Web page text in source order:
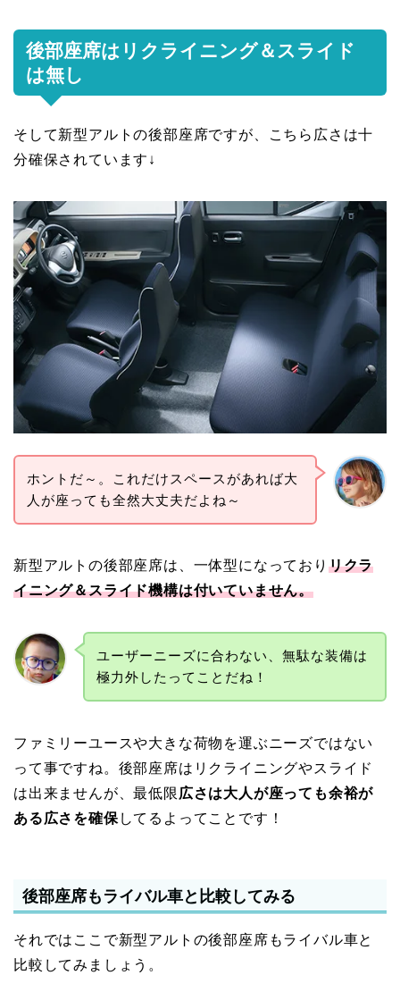
後部座席はリクライニング＆スライド
は無し
そして新型アルトの後部座席ですが、こちら広さは十
分確保されています↓
ホントだ～。これだけスペースがあれば大
人が座っても全然大丈夫だよね～
新型アルトの後部座席は、一体型になっており リクラ
イニング＆スライド機構は付いていません。
ユーザーニーズに合わない、無駄な装備は
極力外したってことだね！
ファミリーユースや大きな荷物を運ぶニーズではない
って事ですね。後部座席はリクライニングやスライド
は出来ませんが、最低限広さは大人が座っても余裕が
ある広さを確保 してるよってことです！
後部座席もライバル車と比較してみる
それではここで新型アルトの後部座席もライバル車と
比較してみましょう。